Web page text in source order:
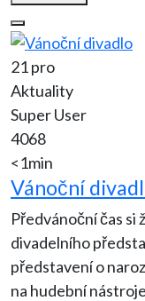
21 pro
Aktuality
Super User
4068
<1min
Vánoční
Předvánoční čas si
divadelního
představení o
na hudební